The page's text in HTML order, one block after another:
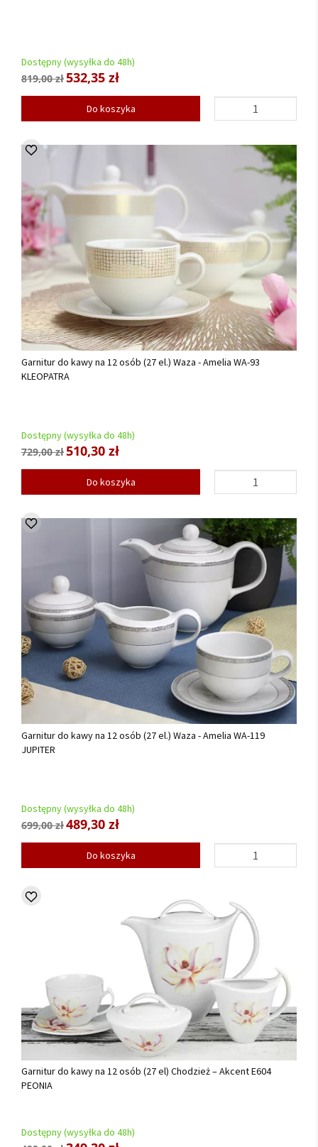
Dostępny (wysyłka do 48h)
819,00 zł532,35 zł
Do koszyka
Garnitur do kawy na 12 osób (27 el.) Waza - Amelia WA-93
KLEOPATRA
Dostępny (wysyłka do 48h)
729,00 zł510,30 zł
Do koszyka
Garnitur do kawy na 12 osób (27 el.) Waza - Amelia WA-119
JUPITER
Dostępny (wysyłka do 48h)
699,00 zł489,30 zł
Do koszyka
Garnitur do kawy na 12 osób (27 el) Chodzież – Akcent E604
PEONIA
Dostępny (wysyłka do 48h)